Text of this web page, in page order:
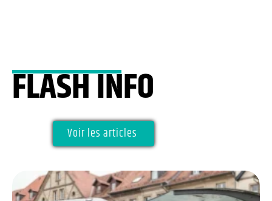
FLASH INFO
Voir les articles